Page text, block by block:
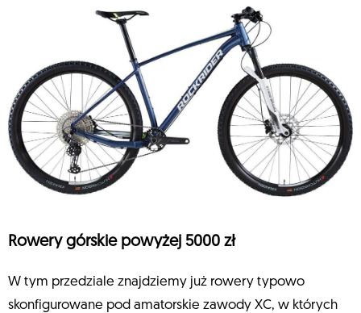
Rowery górskie powyżej 5000 zł
W tym przedziale znajdziemy już rowery typowo
skonfigurowane pod amatorskie zawody XC, w których